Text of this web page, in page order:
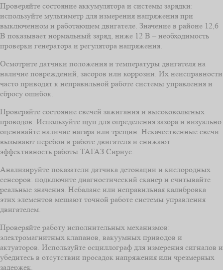
Проверяйте состояние аккумулятора и системы зарядки:
используйте мультиметр для измерения напряжения при
выключенном и работающем двигателе. Значение в районе 12,6
В показывает нормальный заряд, ниже 12 В – необходимость
проверки генератора и регулятора напряжения.
Осмотрите датчики положения и температуры двигателя на
наличие повреждений, засоров или коррозии. Их неисправности
часто приводят к неправильной работе системы управления и
сбросу ошибок.
Проверяйте состояние свечей зажигания и высоковольтных
проводов. Используйте щуп для определения зазора и визуально
оценивайте наличие нагара или трещин. Некачественные свечи
вызывают перебои в работе двигателя и снижают
эффективность работы ТАГАЗ Сириус.
Анализируйте показатели датчика детонации и кислородных
сенсоров: подключите диагностический сканер и считывайте
реальные значения. Небаланc или неправильная калибровка
этих элементов мешают точной работе системы управления
двигателем.
Проверяйте работу исполнительных механизмов:
электромагнитных клапанов, вакуумных приводов и
актуаторов. Используйте осциллограф для измерения сигналов и
убедитесь в отсутствии просадок напряжения или чрезмерных
задержек.